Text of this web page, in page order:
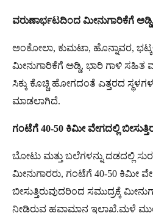
ವರುಣಾರ್ಭಟದಿಂದ ಮೀನುಗಾರಿಕೆಗೆ
ಅಂಕೋಲಾ, ಕುಮಟಾ, ಹೊನ್ನಾವರ,
ಮೀನುಗಾರಿಕೆಗೆ ಅಡ್ಡಿ, ಭಾರಿ ಗಾಳಿ ಸಹಿತ
ಸಿಕ್ಕು ಕೊಚ್ಚಿ ಹೋಗದಂತೆ ಎತ್ತರದ
ಮಾಡಲಾಗಿದೆ.
ಗಂಟೆಗೆ 40-50 ಕಿಮೀ ವೇಗದಲ್ಲಿ
ಬೋಟು ಮತ್ತು ಬಲೆಗಳನ್ನು ದಡದಲ್ಲಿ
ಮೀನುಗಾರರು, ಗಂಟೆಗೆ 40-50 ಕಿಮೀ
ಬೀಸುತ್ತಿರುವುದರಿಂದ ಸಮುದ್ರಕ್ಕೆ
ನೀಡಿರುವ ಹವಾಮಾನ ಇಲಾಖೆ.ಮಳೆ